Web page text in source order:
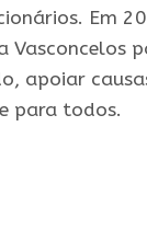
Em
Vasconcelos
apoiar
para todos.